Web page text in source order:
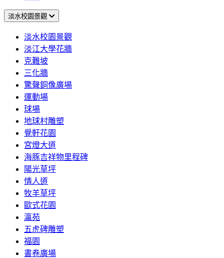
淡水校園景觀
淡水校園景觀
淡江大學花牆
克難坡
三化牆
驚聲銅像廣場
運動場
球場
地球村雕塑
覺軒花園
宮燈大道
海豚吉祥物里程碑
陽光草坪
情人道
牧羊草坪
歐式花園
瀛苑
五虎碑雕塑
福園
書卷廣場